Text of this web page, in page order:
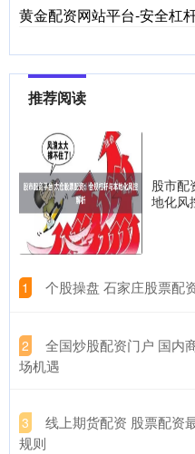
黄金配资网站平台-安全杠
推荐阅读
股市配
地化风
1 个股操盘 石家庄股票配
2
全国炒股配资门户 国内
场机遇
3
线上期货配资 股票配资
规则